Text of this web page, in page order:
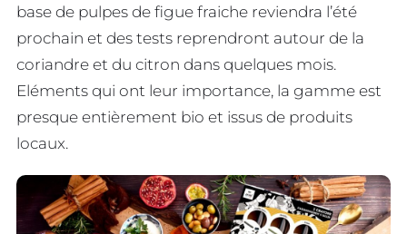
base de pulpes de figue fraiche reviendra l’été
prochain et des tests reprendront autour de la
coriandre et du citron dans quelques mois.
Eléments qui ont leur importance, la gamme est
presque entièrement bio et issus de produits
locaux.